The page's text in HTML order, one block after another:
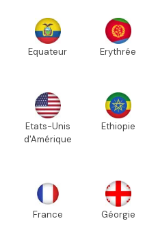
Equateur Erythrée
Etats-Unis
d'Amérique
Ethiopie
France Géorgie